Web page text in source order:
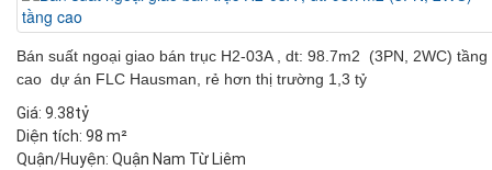
Bán suất ngoại giao bán trục H2-03A , dt: 98.7m2 (3PN, 2WC) tầng
cao dự án FLC Hausman, rẻ hơn thị trường 1,3 tỷ
Giá: 9.38tỷ
Diện tích: 98 m²
Quận/Huyện: Quận Nam Từ Liêm